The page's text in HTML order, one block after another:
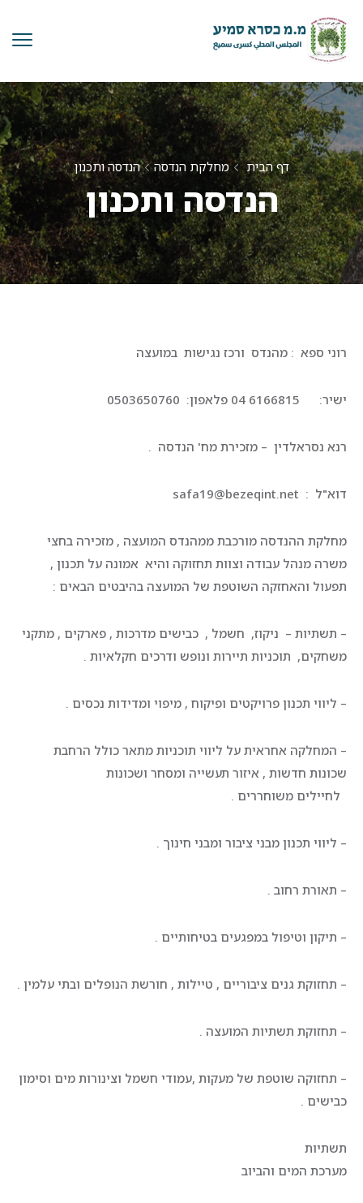
דף הבית מחלקת הנדסה הנדסה ותכנון
הנדסה ותכנון
רוני ספא : מהנדס ורכז נגישות במועצה
ישיר: 6166815 04 פלאפון: 0503650760
רנא נסראלדין – מזכירת מח' הנדסה .
דוא"ל : safa19@bezeqint.net
מחלקת ההנדסה מורכבת ממהנדס המועצה , מזכירה בחצי
משרה מנהל עבודה וצוות תחזוקה והיא אמונה על תכנון ,
תפעול והאחזקה השוטפת של המועצה בהיבטים הבאים :
– תשתיות – ניקוז, חשמל , כבישים מדרכות , פארקים , מתקני
משחקים, תוכניות תיירות ונופש ודרכים חקלאיות .
– ליווי תכנון פרויקטים ופיקוח , מיפוי ומדידות נכסים .
– המחלקה אחראית על ליווי תוכניות מתאר כולל הרחבת
שכונות חדשות , איזור תעשייה ומסחר ושכונות
לחיילים משוחררים .
– ליווי תכנון מבני ציבור ומבני חינוך .
– תאורת רחוב .
– תיקון וטיפול במפגעים בטיחותיים .
– תחזוקת גנים ציבוריים , טיילות , חורשת הנופלים ובתי עלמין .
– תחזוקת תשתיות המועצה .
– תחזוקה שוטפת של מעקות ,עמודי חשמל וצינורות מים וסימון
כבישים .
תשתיות
מערכת המים והביוב